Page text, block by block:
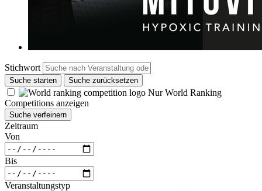
Stichwort
Suche starten Suche zurücksetzen
Nur World Ranking
Competitions anzeigen
Suche verfeinern
Zeitraum
Von
Bis
Veranstaltungstyp